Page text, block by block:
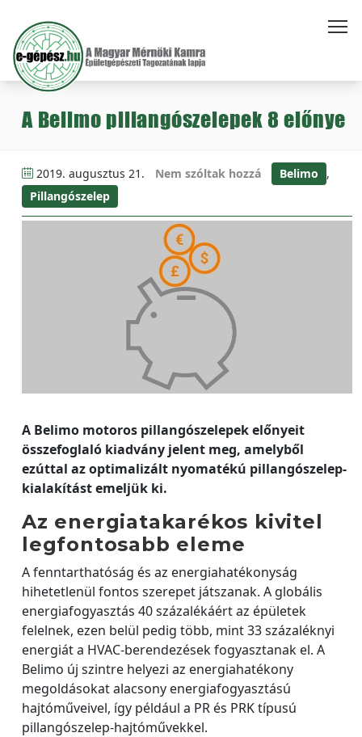
A Belimo pillangószelepek 8 előnye
2019. augusztus 21. Nem szóltak hozzá Belimo
,
Pillangószelep
A Belimo motoros pillangószelepek előnyeit
összefoglaló kiadvány jelent meg, amelyből
ezúttal az optimalizált nyomatékú pillangószelep-
kialakítást emeljük ki.
Az energiatakarékos kivitel
legfontosabb eleme
A fenntarthatóság és az energiahatékonyság
hihetetlenül fontos szerepet játszanak. A globális
energiafogyasztás 40 százalékáért az épületek
felelnek, ezen belül pedig több, mint 33 százaléknyi
energiát a HVAC-berendezések fogyasztanak el. A
Belimo új szintre helyezi az energiahatékony
megoldásokat alacsony energiafogyasztású
hajtóműveivel, így például a PR és PRK típusú
pillangószelep-hajtóművekkel.